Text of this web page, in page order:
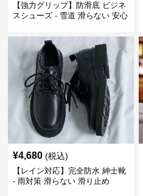
【強力グリップ】防滑底 ビジネ
スシューズ - 雪道 滑らない 安心
¥4,680 (税込)
【レイン対応】完全防水 紳士靴
- 雨対策 滑らない 滑り止め